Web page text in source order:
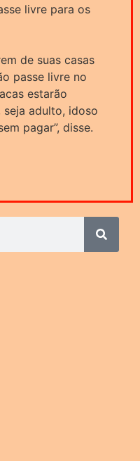
livre para os
de suas casas
passe livre no
estarão
seja adulto, idoso
pagar”, disse.